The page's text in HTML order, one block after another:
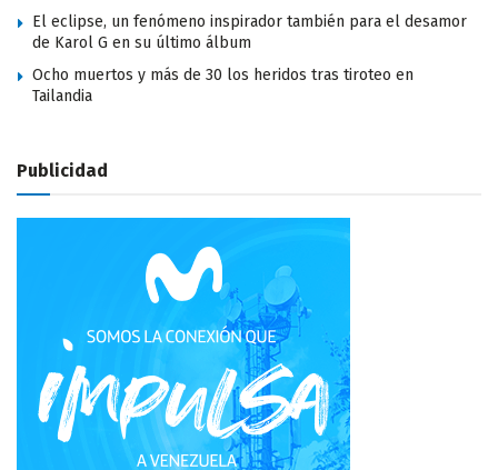
El eclipse, un fenómeno inspirador también para el desamor
de Karol G en su último álbum
Ocho muertos y más de 30 los heridos tras tiroteo en
Tailandia
Publicidad